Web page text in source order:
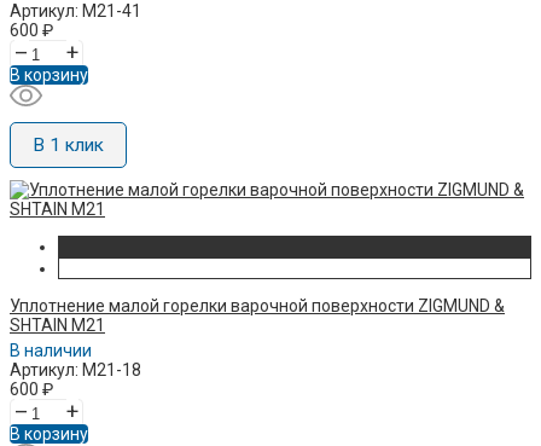
Артикул: M21-41
600 ₽
– +
В корзину
В 1 клик
Уплотнение малой горелки варочной поверхности ZIGMUND &
SHTAIN M21
В наличии
Артикул: M21-18
600 ₽
– +
В корзину